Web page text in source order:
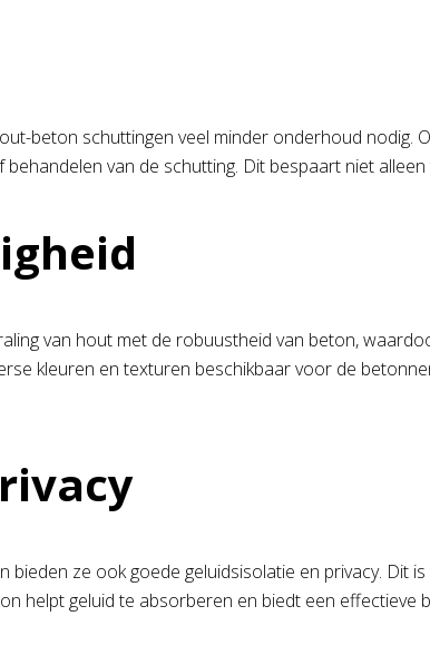
beton schuttingen veel minder onderhoud
van de schutting. Dit bespaart niet
van hout met de robuustheid van beton,
kleuren en texturen beschikbaar voor de
ze ook goede geluidsisolatie en privacy. Dit
helpt geluid te absorberen en biedt een effectieve